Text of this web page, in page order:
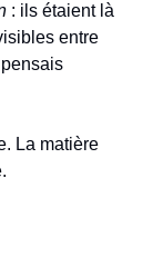
: ils étaient là
entre
La matière